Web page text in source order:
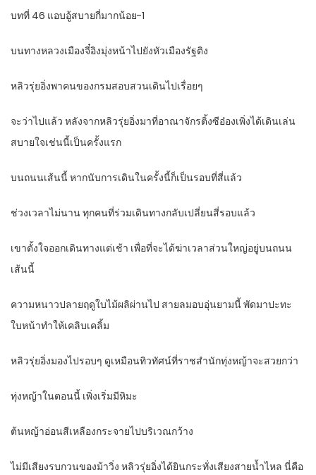
บทที่ 46 แอบอู้สบายกี่มากน้อย-1
บนทางหลวงเมืองจี๋อิงมุ่งหน้าไปยังหัวเมืองรัฐติง
หลิวรุ่ยอิ่งพาคนของกรมสอบสวนเดินไปเรื่อยๆ
จะว่าไปแล้ว หลังจากหลิวรุ่ยอิ่งมาที่อาณาจักรติ้งซีอ๋องเพิ่งได้เดินเล่น
สบายใจเช่นนี้เป็นครั้งแรก
บนถนนเส้นนี้ หากนับการเดินในครั้งนี้ก็เป็นรอบที่สี่แล้ว
ช่วงเวลาไม่นาน ทุกคนที่ร่วมเดินทางกลับเปลี่ยนสี่รอบแล้ว
เขาตั้งใจออกเดินทางแต่เช้า เพื่อที่จะได้ฆ่าเวลาส่วนใหญ่อยู่บนถนน
เส้นนี้
ความหนาวปลายฤดูใบไม้ผลิผ่านไป สายลมอบอุ่นยามนี้ พัดมาปะทะ
ใบหน้าทำให้เคลิบเคลิ้ม
หลิวรุ่ยอิ่งมองไปรอบๆ ดูเหมือนทิวทัศน์ที่ราชสำนักทุ่งหญ้าจะสวยกว่า
ทุ่งหญ้าในตอนนี้ เพิ่งเริ่มมีหิมะ
ต้นหญ้าอ่อนสีเหลืองกระจายไปบริเวณกว้าง
ไม่มีเสียงรบกวนของม้าวิ่ง หลิวรุ่ยอิ่งได้ยินกระทั่งเสียงสายน้ำไหล นี่คือ